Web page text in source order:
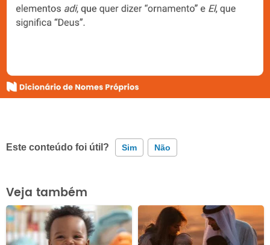
Este conteúdo foi útil? Sim Não
Este conteúdo contém informação incorreta
Este conteúdo não tem a informação que procuro
Outro
Veja também